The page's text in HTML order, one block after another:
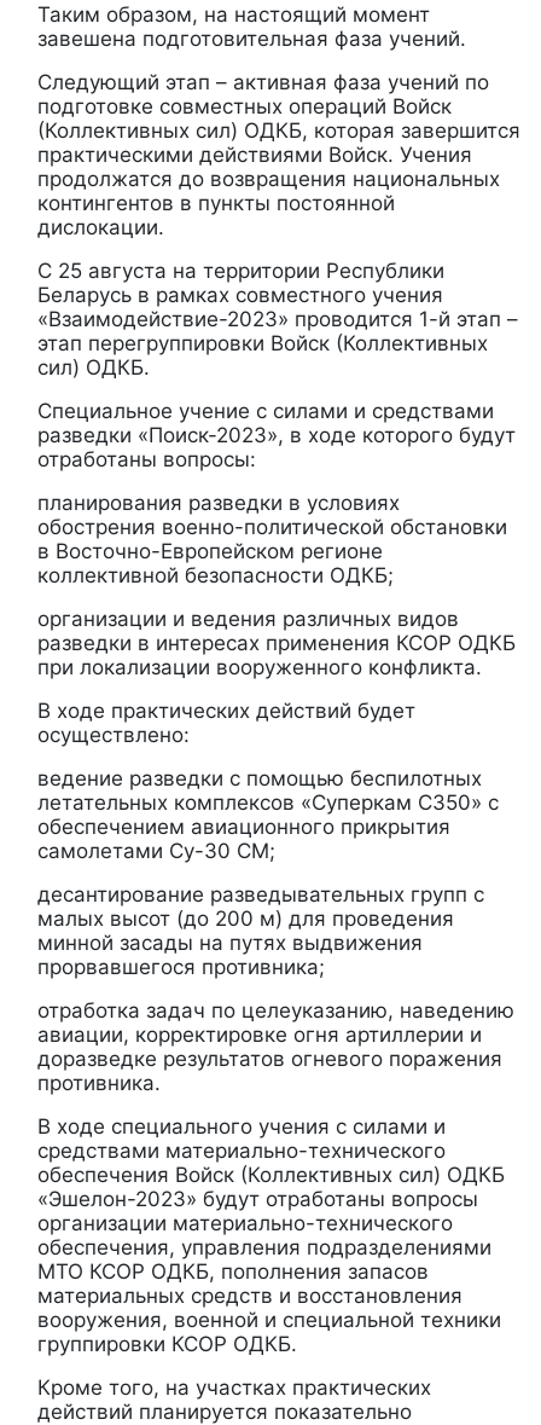
Таким образом, на настоящий момент
завешена подготовительная фаза учений.
Следующий этап – активная фаза учений по
подготовке совместных операций Войск
(Коллективных сил) ОДКБ, которая завершится
практическими действиями Войск. Учения
продолжатся до возвращения национальных
контингентов в пункты постоянной
дислокации.
С 25 августа на территории Республики
Беларусь в рамках совместного учения
«Взаимодействие-2023» проводится 1-й этап –
этап перегруппировки Войск (Коллективных
сил) ОДКБ.
Специальное учение с силами и средствами
разведки «Поиск-2023», в ходе которого будут
отработаны вопросы:
планирования разведки в условиях
обострения военно-политической обстановки
в Восточно-Европейском регионе
коллективной безопасности ОДКБ;
организации и ведения различных видов
разведки в интересах применения КСОР ОДКБ
при локализации вооруженного конфликта.
В ходе практических действий будет
осуществлено:
ведение разведки с помощью беспилотных
летательных комплексов «Суперкам С350» с
обеспечением авиационного прикрытия
самолетами Су-30 СМ;
десантирование разведывательных групп с
малых высот (до 200 м) для проведения
минной засады на путях выдвижения
прорвавшегося противника;
отработка задач по целеуказанию, наведению
авиации, корректировке огня артиллерии и
доразведке результатов огневого поражения
противника.
В ходе специального учения с силами и
средствами материально-технического
обеспечения Войск (Коллективных сил) ОДКБ
«Эшелон-2023» будут отработаны вопросы
организации материально-технического
обеспечения, управления подразделениями
МТО КСОР ОДКБ, пополнения запасов
материальных средств и восстановления
вооружения, военной и специальной техники
группировки КСОР ОДКБ.
Кроме того, на участках практических
действий планируется показательно